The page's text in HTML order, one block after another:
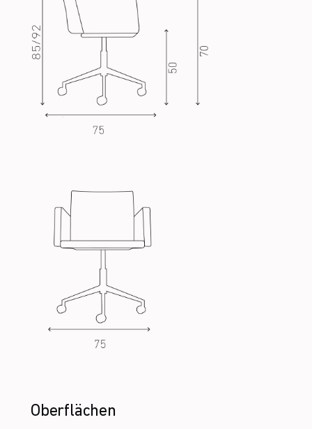
Oberflächen